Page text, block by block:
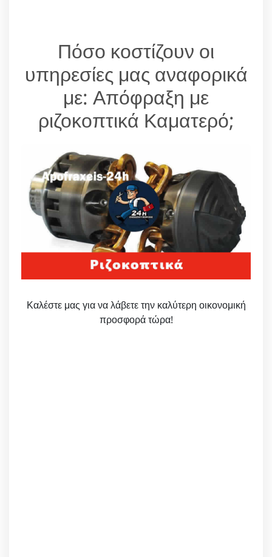
Πόσο κοστίζουν οι
υπηρεσίες μας αναφορικά
με: Απόφραξη με
ριζοκοπτικά Καματερό;
Καλέστε μας για να λάβετε την καλύτερη οικονομική
προσφορά τώρα!